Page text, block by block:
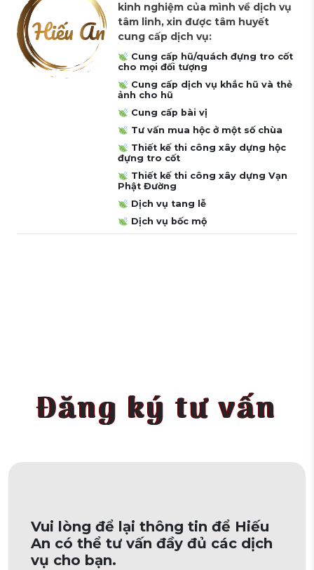
kinh nghiệm của mình về dịch vụ
tâm linh, xin được tâm huyết
cung cấp dịch vụ:
Cung cấp hũ/quách đựng tro cốt
cho mọi đối tượng
Cung cấp dịch vụ khắc hũ và thẻ
ảnh cho hũ
Cung cấp bài vị
Tư vấn mua hộc ở một số chùa
Thiết kế thi công xây dựng hộc
đựng tro cốt
Thiết kế thi công xây dựng Vạn
Phật Đường
Dịch vụ tang lễ
Dịch vụ bốc mộ
Đăng ký tư vấn
Vui lòng để lại thông tin để Hiếu
An có thể tư vấn đầy đủ các dịch
vụ cho bạn.